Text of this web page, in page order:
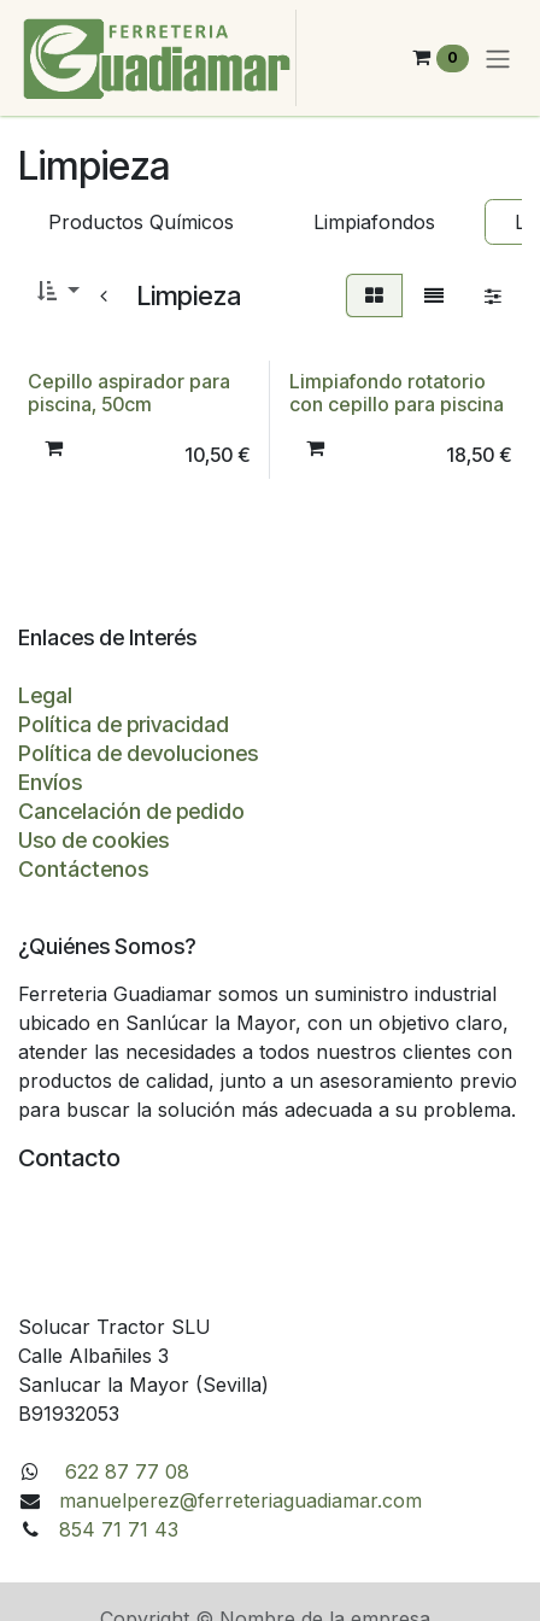
Ir al contenido
0
Limpieza
Productos Químicos Limpiafondos
Limpieza
Cepillo aspirador para
piscina, 50cm
10,50€
Limpiafondo rotatorio
con cepillo para piscina
18,50€
Enlaces de Interés
Legal
Política de privacidad
Política de devoluciones
Envíos
Cancelación de pedido
Uso de cookies
Contáctenos
¿Quiénes Somos?
Ferreteria Guadiamar somos un suministro industrial
ubicado en Sanlúcar la Mayor, con un objetivo claro,
atender las necesidades a todos nuestros clientes con
productos de calidad, junto a un asesoramiento previo
para buscar la solución más adecuada a su problema.
Contacto
Solucar Tractor SLU
Calle Albañiles 3
Sanlucar la Mayor (Sevilla)
B91932053
622 87 77 08
manuelperez@ferreteriaguadiamar.com
854 71 71 43